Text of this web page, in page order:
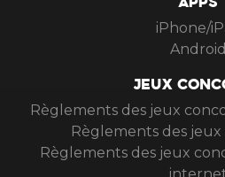
APPS
iPhone/
Android
JEUX
Règlements des jeux
Règlements des jeux
Règlements des jeux